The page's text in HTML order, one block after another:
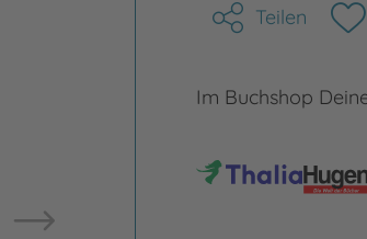
Teilen
Im Buchshop